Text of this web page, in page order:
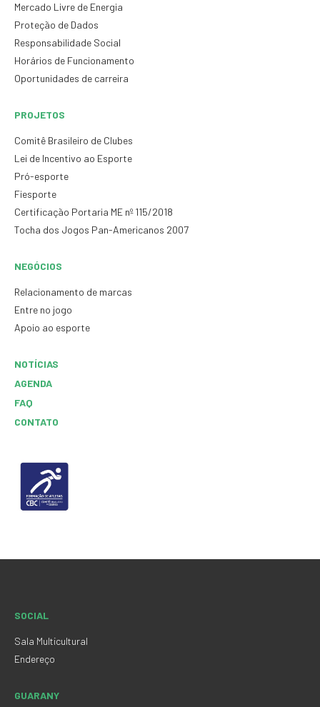
Mercado Livre de Energia
Proteção de Dados
Responsabilidade Social
Horários de Funcionamento
Oportunidades de carreira
PROJETOS
Comitê Brasileiro de Clubes
Lei de Incentivo ao Esporte
Pró-esporte
Fiesporte
Certificação Portaria ME nº 115/2018
Tocha dos Jogos Pan-Americanos 2007
NEGÓCIOS
Relacionamento de marcas
Entre no jogo
Apoio ao esporte
NOTÍCIAS
AGENDA
FAQ
CONTATO
SOCIAL
Sala Multicultural
Endereço
GUARANY